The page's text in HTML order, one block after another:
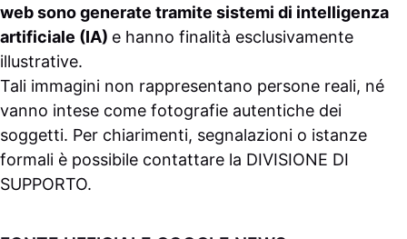
web sono generate tramite sistemi di intelligenza
artificiale (IA) e hanno finalità esclusivamente
illustrative.
Tali immagini non rappresentano persone reali, né
vanno intese come fotografie autentiche dei
soggetti. Per chiarimenti, segnalazioni o istanze
formali è possibile contattare la DIVISIONE DI
SUPPORTO.